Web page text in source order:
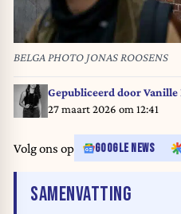
BELGA PHOTO JONAS ROOSENS
Gepubliceerd doorVanille
27 maart 2026 om 12:41
Volg ons op GOOGLE NEWS
SAMENVATTING